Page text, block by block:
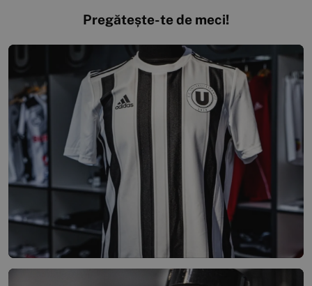
Pregătește-te de meci!